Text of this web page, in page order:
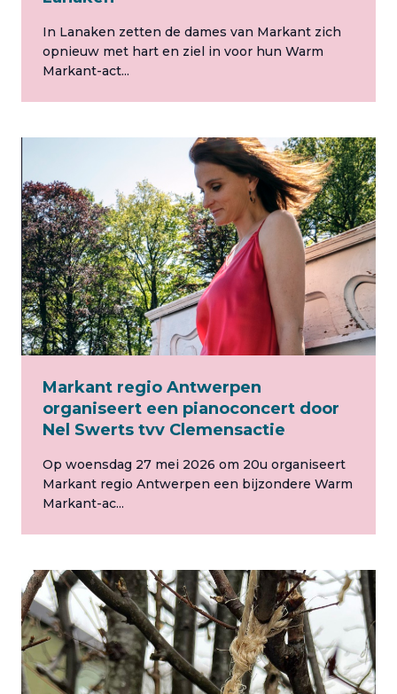
In Lanaken zetten de dames van Markant zich
opnieuw met hart en ziel in voor hun Warm
Markant-act...
Markant regio Antwerpen
organiseert een pianoconcert door
Nel Swerts tvv Clemensactie
Op woensdag 27 mei 2026 om 20u organiseert
Markant regio Antwerpen een bijzondere Warm
Markant-ac...